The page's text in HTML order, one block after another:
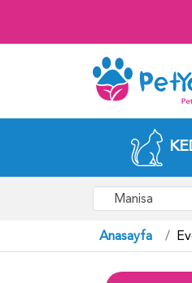
Manisa
Anasayfa